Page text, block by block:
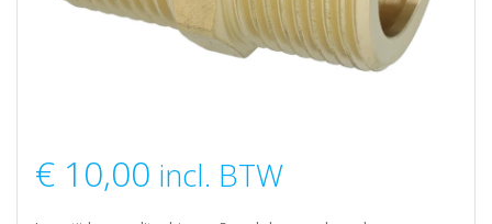
€ 10,00 incl. BTW